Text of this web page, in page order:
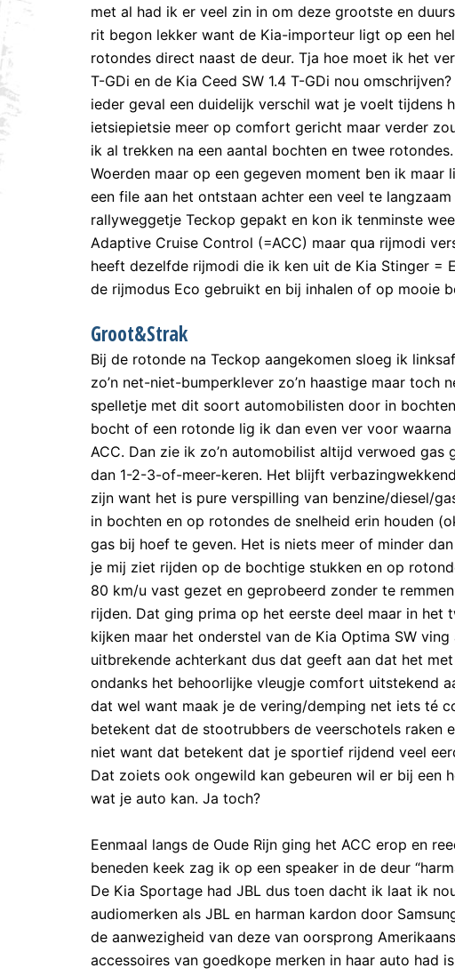
met al had ik er veel zin in om deze grootste en
rit begon lekker want de Kia-importeur ligt op een
rotondes direct naast de deur. Tja hoe moet ik het
T-GDi en de Kia Ceed SW 1.4 T-GDi nou
ieder geval een duidelijk verschil wat je voelt tijdens
ietsiepietsie meer op comfort gericht maar verder
ik al trekken na een aantal bochten en twee
Woerden maar op een gegeven moment ben ik
een file aan het ontstaan achter een veel te
rallyweggetje Teckop gepakt en kon ik tenminste
Adaptive Cruise Control (=ACC) maar qua rijmodi
heeft dezelfde rijmodi die ik ken uit de Kia Stinger =
de rijmodus Eco gebruikt en bij inhalen of op mooie
Groot&Strak
Bij de rotonde na Teckop aangekomen sloeg ik
zo’n net-niet-bumperklever zo’n haastige maar toch
spelletje met dit soort automobilisten door in
bocht of een rotonde lig ik dan even ver voor
ACC. Dan zie ik zo’n automobilist altijd verwoed
dan 1-2-3-of-meer-keren. Het blijft
zijn want het is pure verspilling van benzine/diesel/
in bochten en op rotondes de snelheid erin houden
gas bij hoef te geven. Het is niets meer of minder
je mij ziet rijden op de bochtige stukken en op
80 km/u vast gezet en geprobeerd zonder te
rijden. Dat ging prima op het eerste deel maar in
kijken maar het onderstel van de Kia Optima SW
uitbrekende achterkant dus dat geeft aan dat het
ondanks het behoorlijke vleugje comfort uitstekend
dat wel want maak je de vering/demping net iets té
betekent dat de stootrubbers de veerschotels raken
niet want dat betekent dat je sportief rijdend veel
Dat zoiets ook ongewild kan gebeuren wil er bij een
wat je auto kan. Ja toch?
Eenmaal langs de Oude Rijn ging het ACC erop en
beneden keek zag ik op een speaker in de deur
De Kia Sportage had JBL dus toen dacht ik laat ik
audiomerken als JBL en harman kardon door
de aanwezigheid van deze van oorsprong
accessoires van goedkope merken in haar auto had